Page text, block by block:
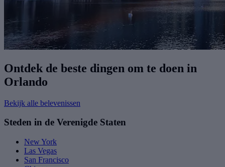
Ontdek de beste dingen om te doen in
Orlando
Bekijk alle belevenissen
Steden in de Verenigde Staten
New York
Las Vegas
San Francisco